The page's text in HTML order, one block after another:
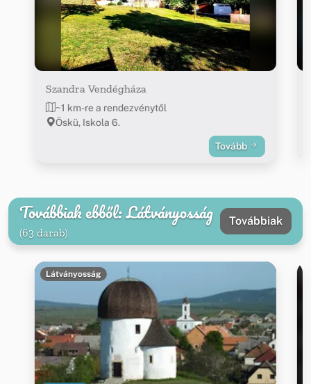
Szandra Vendégháza
~1 km-re a rendezvénytől
Öskü, Iskola 6.
Tovább
Továbbiak ebből: Látványosság
(63 darab)
Továbbiak
Látványosság